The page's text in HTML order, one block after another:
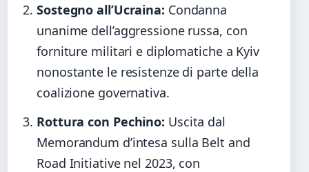
Sostegno all’Ucraina: Condanna
unanime dell’aggressione russa, con
forniture militari e diplomatiche a Kyiv
nonostante le resistenze di parte della
coalizione governativa.
Rottura con Pechino: Uscita dal
Memorandum d’intesa sulla Belt and
Road Initiative nel 2023, con